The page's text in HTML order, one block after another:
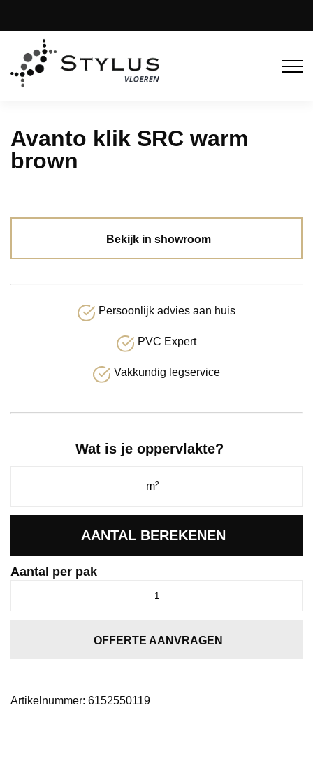
Avanto klik SRC warm
brown
Bekijk in showroom
Persoonlijk advies aan huis
PVC Expert
Vakkundig legservice
Wat is je oppervlakte?
AANTAL BEREKENEN
Aantal per pak
OFFERTE AANVRAGEN
Artikelnummer: 6152550119